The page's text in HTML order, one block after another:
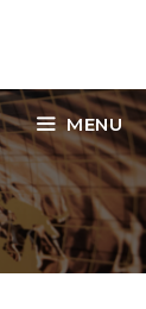
MENU